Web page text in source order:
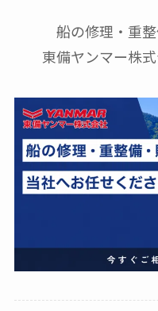
船の修理・重整
東備ヤンマー株